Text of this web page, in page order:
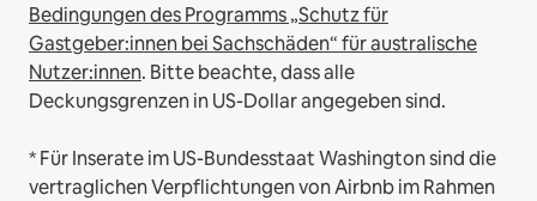
Bedingungen des Programms „Schutz für
Gastgeber:innen bei Sachschäden“ für australische
Nutzer:innen. Bitte beachte, dass alle
Deckungsgrenzen in US-Dollar angegeben sind.
* Für Inserate im US-Bundesstaat Washington sind die
vertraglichen Verpflichtungen von Airbnb im Rahmen